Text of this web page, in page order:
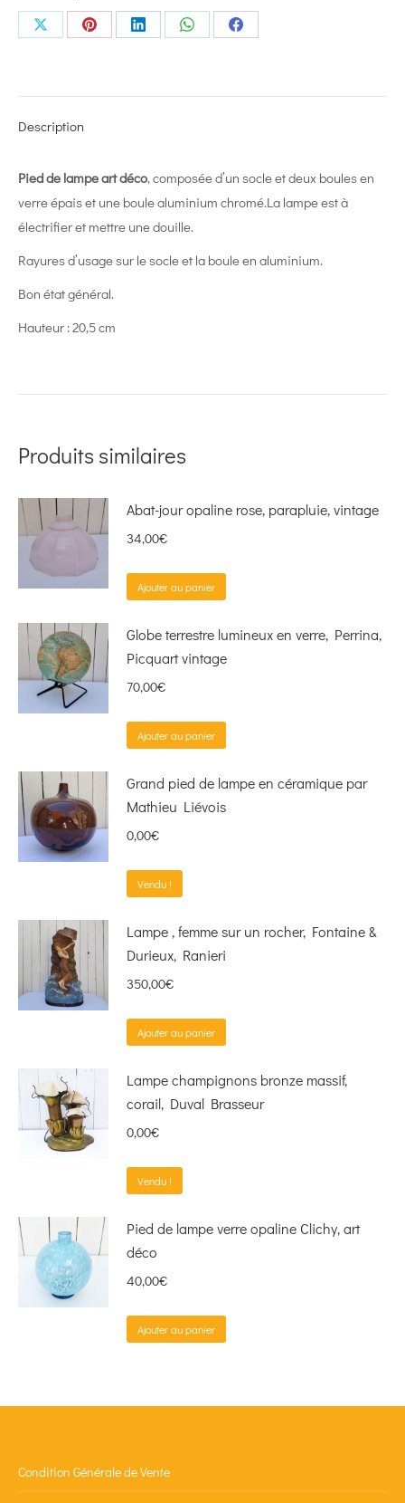
Share
Share
Share
Share
Share
Description
Pied de lampe art déco, composée d’un socle et deux boules en
verre épais et une boule aluminium chromé.La lampe est à
électrifier et mettre une douille.
Rayures d’usage sur le socle et la boule en aluminium.
Bon état général.
Hauteur : 20,5 cm
Produits similaires
Abat-jour opaline rose, parapluie, vintage
34,00€
Ajouter au panier
Globe terrestre lumineux en verre, Perrina,
Picquart vintage
70,00€
Ajouter au panier
Grand pied de lampe en céramique par
Mathieu Liévois
0,00€
Vendu !
Lampe , femme sur un rocher, Fontaine &
Durieux, Ranieri
350,00€
Ajouter au panier
Lampe champignons bronze massif,
corail, Duval Brasseur
0,00€
Vendu !
Pied de lampe verre opaline Clichy, art
déco
40,00€
Ajouter au panier
Condition Générale de Vente